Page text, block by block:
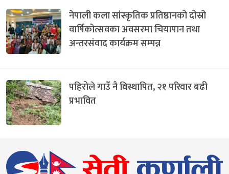
नेपाली कला सांस्कृतिक प्रतिष्ठानको दोस्रो
वार्षिकोत्सवका अवसरमा चियापान तथा
अन्तरसंवाद कार्यक्रम सम्पन्न
पहिरोले गाउँ नै विस्थापित, २१ परिवार बढी
प्रभावित